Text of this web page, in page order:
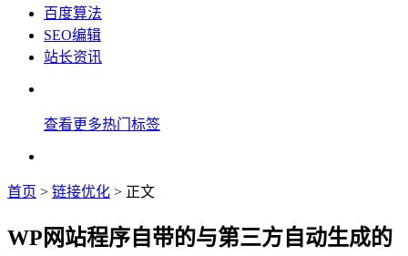
百度算法
SEO编辑
站长资讯
查看更多热门标签
首页 > 链接优化 > 正文
WP网站程序自带的与第三方自动生成的